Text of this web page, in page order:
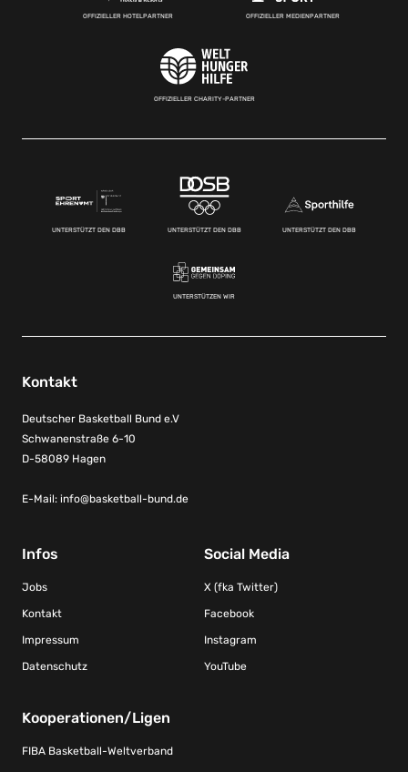
OFFIZIELLER HOTELPARTNER OFFIZIELLER MEDIENPARTNER
OFFIZIELLER CHARITY-PARTNER
UNTERSTÜTZT DEN DBB UNTERSTÜTZT DEN DBB UNTERSTÜTZT DEN DBB
UNTERSTÜTZEN WIR
Kontakt
Deutscher Basketball Bund e.V
Schwanenstraße 6-10
D-58089 Hagen
E-Mail: info@basketball-bund.de
Infos
Jobs
Kontakt
Impressum
Datenschutz
Social Media
X (fka Twitter)
Facebook
Instagram
YouTube
Kooperationen/Ligen
FIBA Basketball-Weltverband